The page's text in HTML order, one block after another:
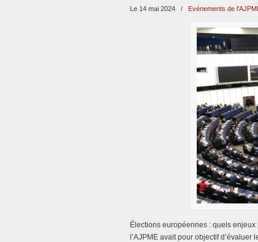
Le 14 mai 2024 / Evénements de
Élections européennes : quels
l’AJPME avait pour objectif d’évaluer